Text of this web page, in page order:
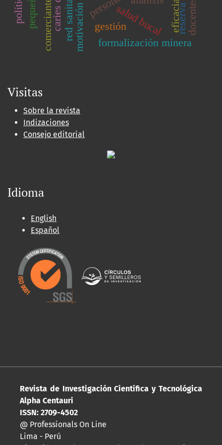
salud bucal
formalización minera
comerciantes eficacia
gestión docentes
reserva
Visitas
Sobre la revista
Indizaciones
Consejo editorial
Idioma
English
Español
Revista de Investigación Científica y Tecnológica
Alpha Centauri
ISSN: 2709-4502
@ Professionals On Line
Lima - Perú